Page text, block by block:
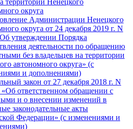
территории Ненецкого
округа
Администрации Ненецкого
округа от 24 декабря 2019 г. N
утверждении Порядка
деятельности по обращению
без владельцев на территории
автономного округа» (с
и дополнениями)
закон от 27 декабря 2018 г. N
ответственном обращении с
и о внесении изменений в
законодательные акты
Федерации» (с изменениями и